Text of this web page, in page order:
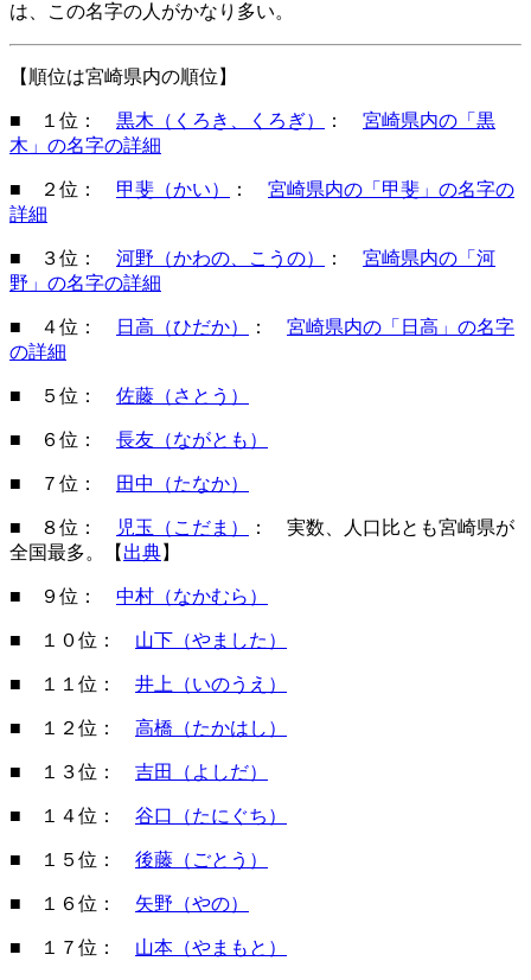
は、この名字の人がかなり多い。
【順位は宮崎県内の順位】
■ １位： 黒木（くろき、くろぎ） ： 宮崎県内の「黒
木」の名字の詳細
■ ２位： 甲斐（かい） ： 宮崎県内の「甲斐」の名字の
詳細
■ ３位： 河野（かわの、こうの） ： 宮崎県内の「河
野」の名字の詳細
■ ４位： 日高（ひだか） ： 宮崎県内の「日高」の名字
の詳細
■ ５位： 佐藤（さとう）
■ ６位： 長友（ながとも）
■ ７位： 田中（たなか）
■ ８位： 児玉（こだま）
： 実数、人口比とも宮崎県が
全国最多。【 出典】
■ ９位： 中村（なかむら）
■ １０位： 山下（やました）
■ １１位： 井上（いのうえ）
■ １２位： 高橋（たかはし）
■ １３位： 吉田（よしだ）
■ １４位： 谷口（たにぐち）
■ １５位： 後藤（ごとう）
■ １６位： 矢野（やの）
■ １７位： 山本（やまもと）